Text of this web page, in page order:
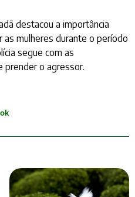
destacou a importância
mulheres durante o período
segue com as
prender o agressor.